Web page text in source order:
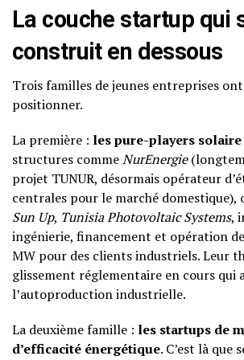
La couche startup qui
construit en dessous
Trois familles de jeunes entreprises
positionner.
La première : les pure-players
structures commeNurEnergie
projet TUNUR, désormais opérateur
centrales pour le marché domestique),
Sun Up, Tunisia Photovoltaic Systems,
ingénierie, financement et opération
MW pour des clients industriels. Leur
glissement réglementaire en cours qui
l’autoproduction industrielle.
La deuxième famille : les startups de
d’efficacité énergétique. C’est là que